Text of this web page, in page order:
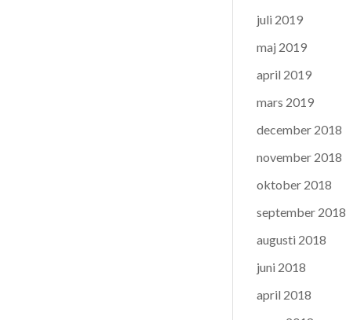
juli 2019
maj 2019
april 2019
mars 2019
december 2018
november 2018
oktober 2018
september 2018
augusti 2018
juni 2018
april 2018